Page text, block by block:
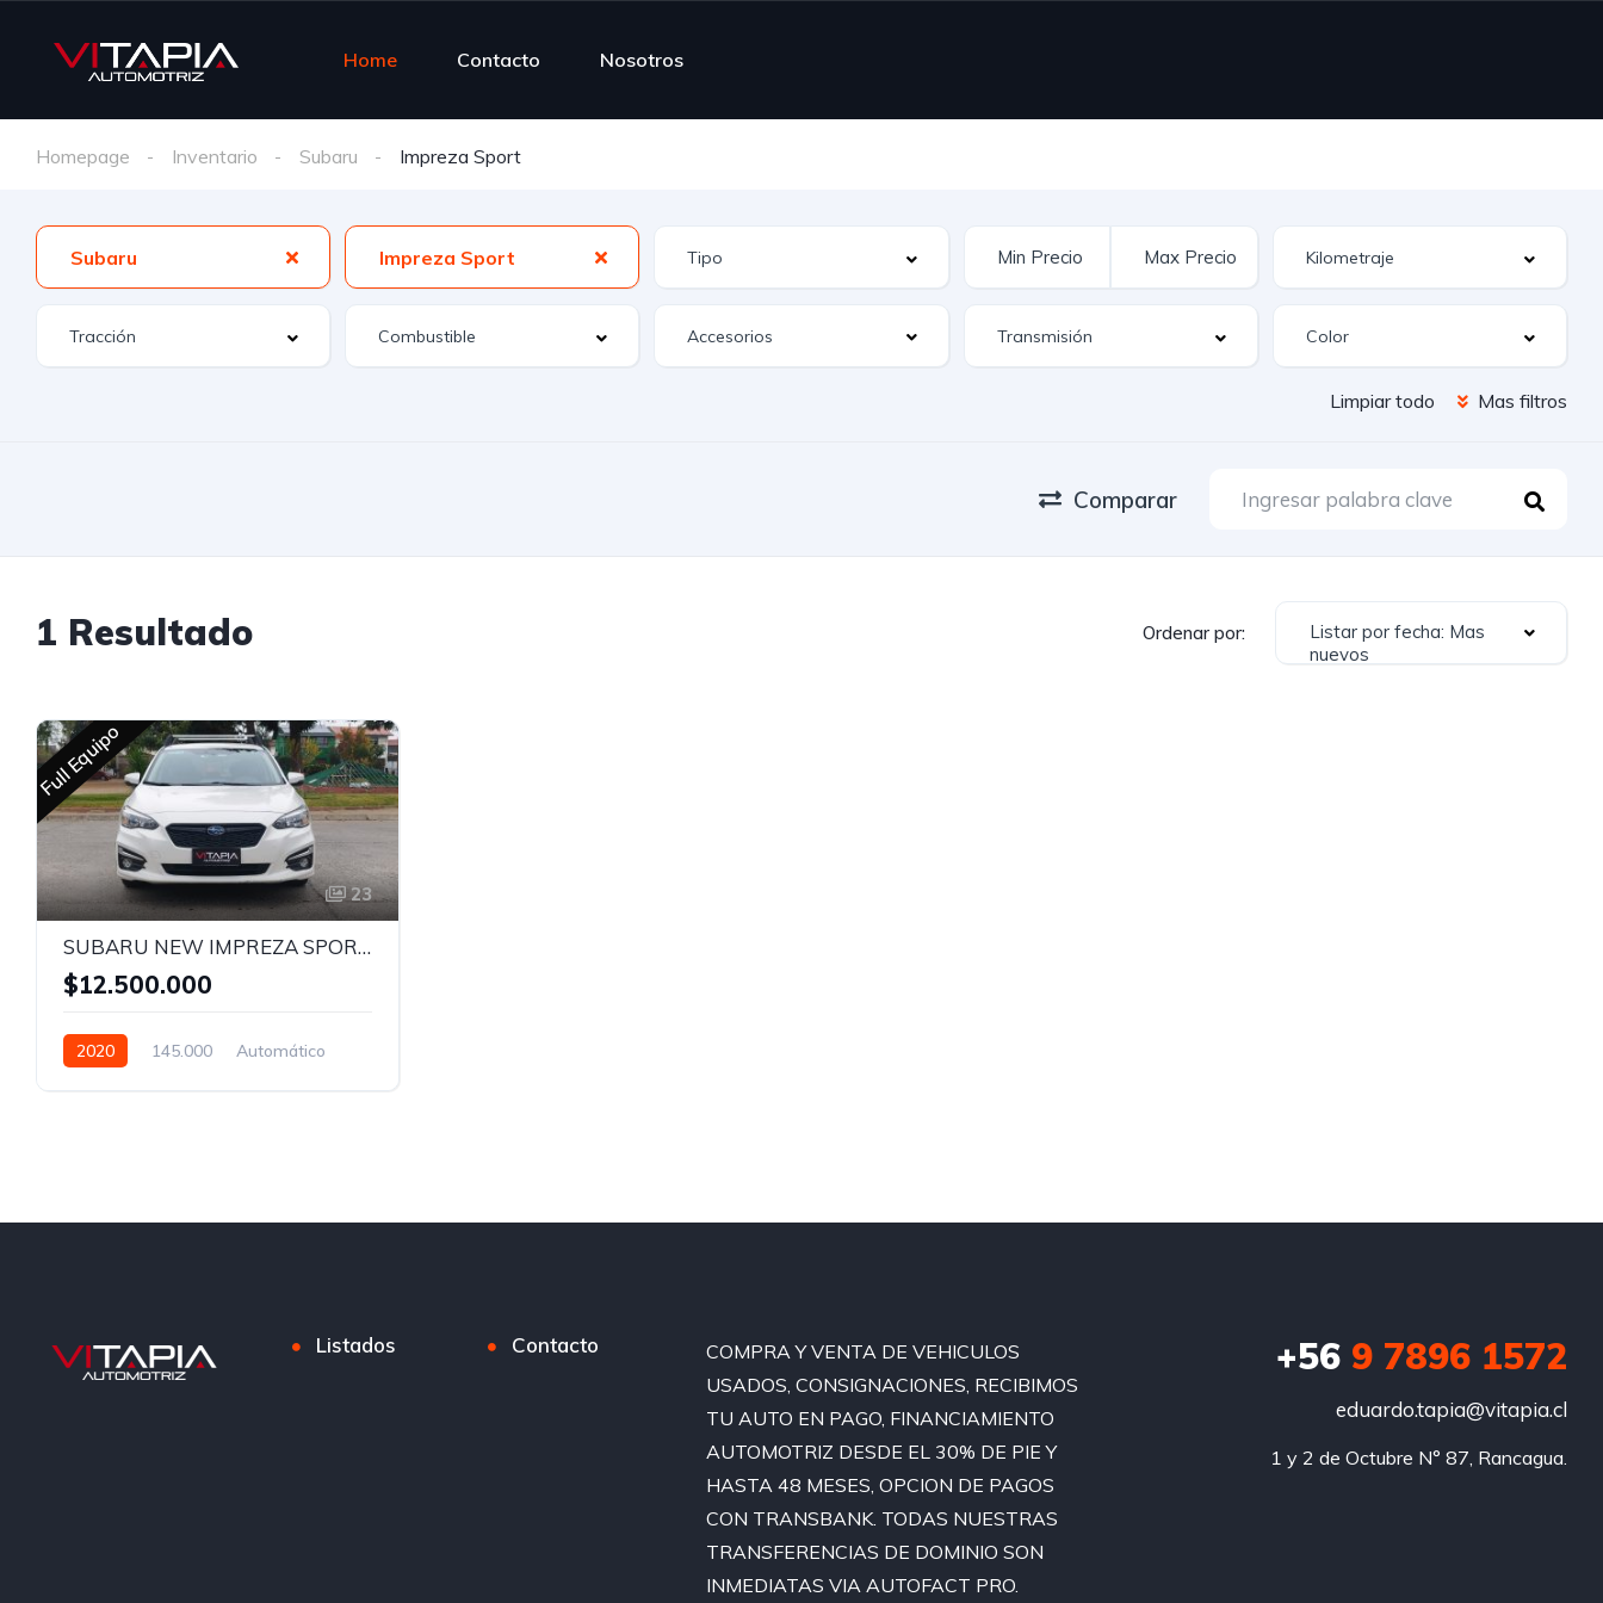
Home Contacto Nosotros
Homepage Inventario Subaru Impreza Sport
Subaru Impreza Sport
Accesorios
Limpiar todo Mas filtros
Comparar
1 Resultado Ordenar por:
Listar por fecha: Mas
nuevos
Full Equipo
23
SUBARU NEW IMPREZA SPORT XS AWD 2.0 AUT - 2020
$12.500.000
2020 145.000
Automático
Listados Contacto
COMPRA Y VENTA DE VEHICULOS
USADOS, CONSIGNACIONES, RECIBIMOS
TU AUTO EN PAGO, FINANCIAMIENTO
AUTOMOTRIZ DESDE EL 30% DE PIE Y
HASTA 48 MESES, OPCION DE PAGOS
CON TRANSBANK. TODAS NUESTRAS
TRANSFERENCIAS DE DOMINIO SON
INMEDIATAS VIA AUTOFACT PRO.
+569 7896 1572
eduardo.tapia@vitapia.cl
1 y 2 de Octubre N° 87, Rancagua.